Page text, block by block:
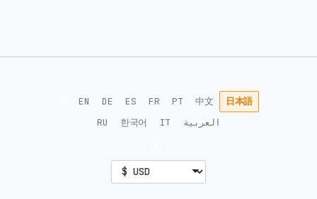
EN DE ES FR PT 中文
日本語
RU
한국어 IT العربية